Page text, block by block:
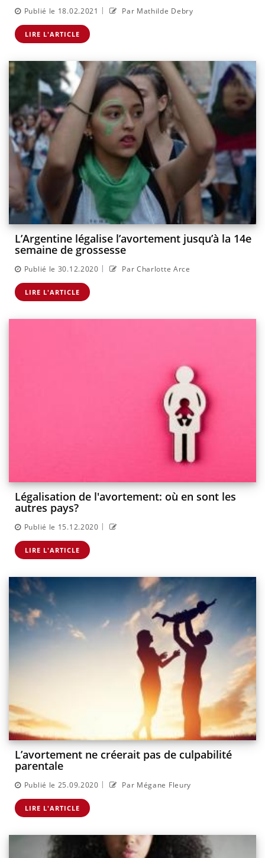
Publié le 18.02.2021 | Par Mathilde Debry
LIRE L'ARTICLE
L’Argentine légalise l’avortement jusqu’à la 14e
semaine de grossesse
Publié le 30.12.2020 | Par Charlotte Arce
LIRE L'ARTICLE
Légalisation de l'avortement: où en sont les
autres pays?
Publié le 15.12.2020 |
LIRE L'ARTICLE
L’avortement ne créerait pas de culpabilité
parentale
Publié le 25.09.2020 | Par Mégane Fleury
LIRE L'ARTICLE